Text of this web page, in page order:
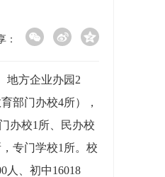
：
地方企业办园2
部门办校4所），
办校1所、民办校
专门学校1所。校
人、初中16018